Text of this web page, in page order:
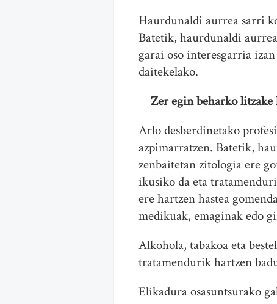
Haurdunaldi aurrea sarri
Batetik, haurdunaldi
garai oso interesgarria
daitekelako.
Zer egin beharko litzake
Arlo desberdinetako
azpimarratzen. Batetik,
zenbaitetan zitologia ere
ikusiko da eta
ere hartzen hastea
medikuak, emaginak edo
Alkohola, tabakoa eta
tratamendurik hartzen
Elikadura osasuntsurako